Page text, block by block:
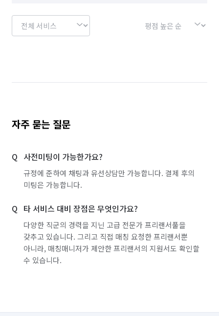
자주 묻는 질문
사전미팅이 가능한가요?
규정에 준하여 채팅과 유선상담만 가능합니다. 결제 후의
미팅은 가능합니다.
타 서비스 대비 장점은 무엇인가요?
다양한 직군의 경력을 지닌 고급 전문가 프리랜서풀을
갖추고 있습니다. 그리고 직접 매칭 요청한 프리랜서뿐
아니라, 매칭매니저가 제안한 프리랜서의 지원서도 확인할
수 있습니다.